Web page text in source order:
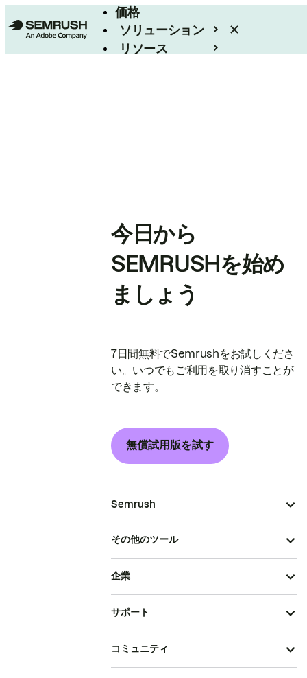
価格
ソリューション
リソース
今日から
SEMRUSHを始め
ましょう
7日間無料でSemrushをお試しくださ
い。いつでもご利用を取り消すことが
できます。
無償試用版を試す
Semrush
その他のツール
企業
サポート
コミュニティ